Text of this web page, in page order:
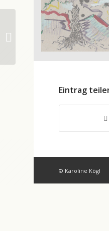
Eintrag
© Karoline Kögl
Blick aufs Meer